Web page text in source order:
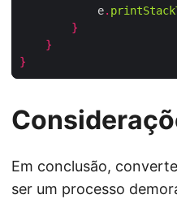
            e
.
}
}
}
Em conclusão,
ser um processo